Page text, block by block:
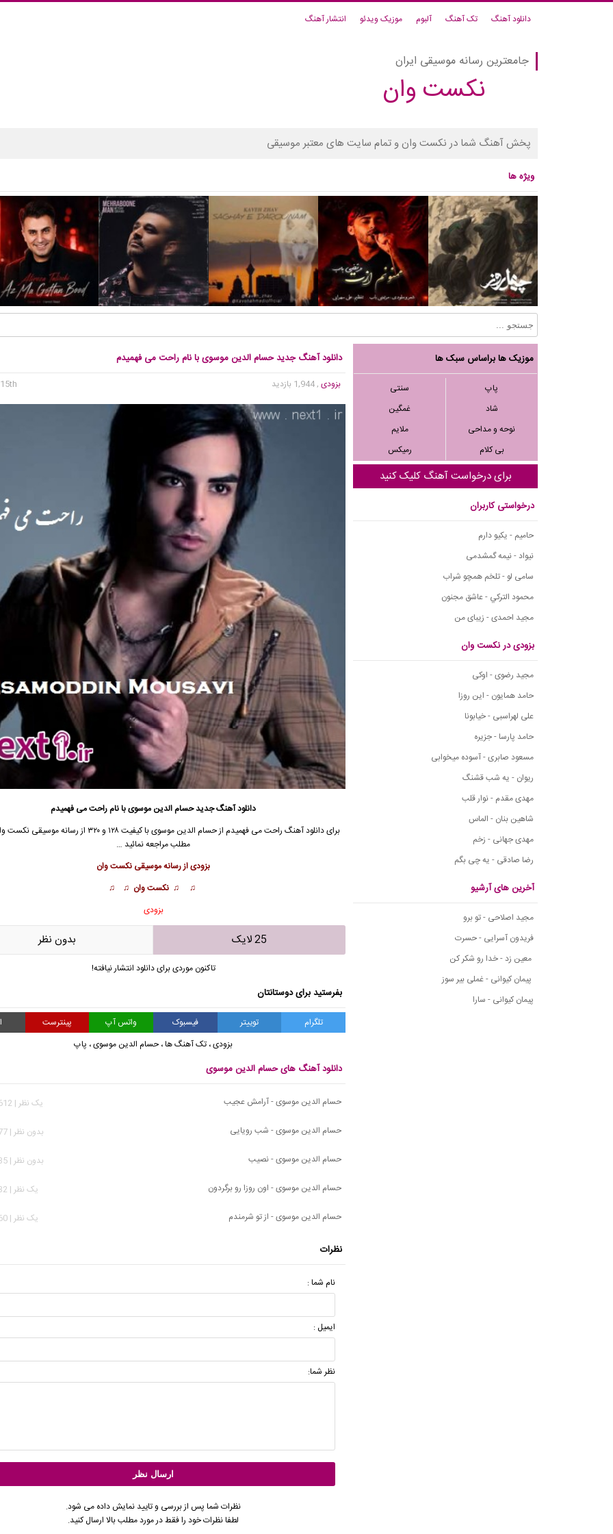
دانلود آهنگ تک آهنگ آلبوم موزیک ویدئو انتشار آهنگ
جامعترین رسانه موسیقی ایران
نکست وان
پخش آهنگ شما در نکست وان و تمام سایت های معتبر موسیقی
ویژه ها
موزیک ها براساس سبک ها
پاپ
سنتی
شاد
غمگین
نوحه و مداحی
ملایم
بی کلام
رمیکس
برای درخواست آهنگ کلیک کنید
درخواستی کاربران
حامیم - یکیو دارم
نیواد - نیمه گمشدمی
سامی لو - تلخم همچو شراب
محمود التركي - عاشق مجنون
مجید احمدی - زیبای من
بزودی در نکست وان
مجید رضوی - اوکی
حامد همایون - این روزا
علی لهراسبی - خیابونا
حامد پارسا - جزیره
مسعود صابری - آسوده میخوابی
ریوان - یه شب قشنگ
مهدی مقدم - نوار قلب
شاهین بنان - الماس
مهدی جهانی - زخم
رضا صادقی - یه چی بگم
آخرین های آرشیو
مجید اصلاحی - تو برو
فریدون آسرایی - حسرت
معین زد - خدا رو شکر کن
پیمان کیوانی - غملی بیر سوز
پیمان کیوانی - سارا
دانلود آهنگ جدید حسام الدین موسوی با نام راحت می فهمیدم
بزودی, 1,944 بازدید 15th می 2015
دانلود آهنگ جدیدحسام الدین موسوی با نام راحت می فهمیدم
برای دانلود آهنگ راحت می فهمیدم ازحسام الدین موسوی
با کیفیت ۱۲۸ و ۳۲۰ از رسانه موسیقی
مطلب مراجعه نمائید …
بزودی از رسانه موسیقی نکست وان
♫ ♫ نکست وان ♫ ♫
بزودی
25 لایک بدون نظر
تاکنون موردی برای دانلود انتشار نیافته!
بفرستید برای دوستانتان
تلگرام توییتر فیسبوک واتس آپ پینترست
بزودی، تک آهنگ ها، حسام الدین موسوی، پاپ
دانلود آهنگ های حسام الدین موسوی
حسام الدین موسوی - آرامش عجیب
يک نظر | 11,612 بازدید
حسام الدین موسوی - شب رویایی
بدون نظر | 3,977 بازدید
حسام الدین موسوی - نصیب
بدون نظر | 2,735 بازدید
حسام الدین موسوی - اون روزا رو برگردون
يک نظر | 2,632 بازدید
حسام الدین موسوی - از تو شرمندم
يک نظر | 3,660 بازدید
نظرات
نام شما :
ایمیل :
نظر شما:
نظرات شما پس از بررسی و تایید نمایش داده می شود.
لطفا نظرات خود را فقط در مورد مطلب بالا ارسال کنید.